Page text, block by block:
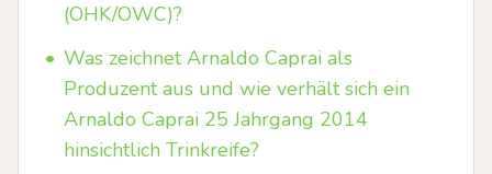
(OHK/OWC)?
• Was zeichnet Arnaldo Caprai als
Produzent aus und wie verhält sich ein
Arnaldo Caprai 25 Jahrgang 2014
hinsichtlich Trinkreife?